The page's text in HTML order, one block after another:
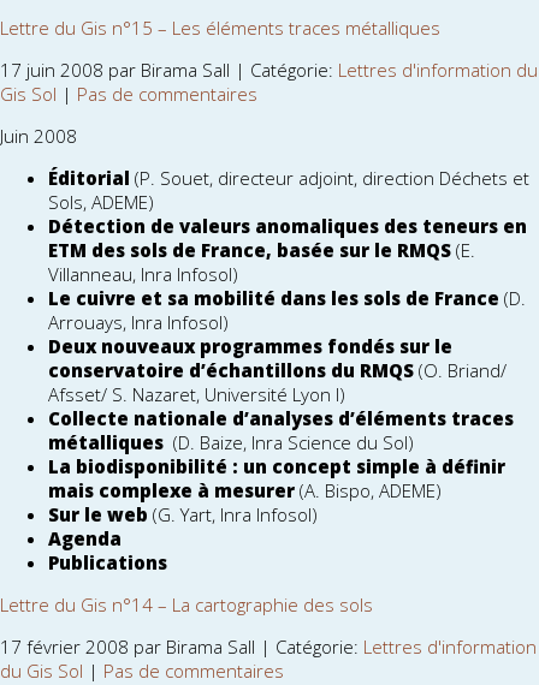
Lettre du Gis n°15 – Les éléments traces métalliques
17 juin 2008 par Birama Sall | Catégorie: Lettres d'information du
Gis Sol | Pas de commentaires
Juin 2008
Éditorial (P. Souet, directeur adjoint, direction Déchets et
Sols, ADEME)
Détection de valeurs anomaliques des teneurs en
ETM des sols de France, basée sur le RMQS (E.
Villanneau, Inra Infosol)
Le cuivre et sa mobilité dans les sols de France (D.
Arrouays, Inra Infosol)
Deux nouveaux programmes fondés sur le
conservatoire d’échantillons du RMQS (O. Briand/
Afsset/ S. Nazaret, Université Lyon I)
Collecte nationale d’analyses d’éléments traces
métalliques (D. Baize, Inra Science du Sol)
La biodisponibilité : un concept simple à définir
mais complexe à mesurer (A. Bispo, ADEME)
Sur le web (G. Yart, Inra Infosol)
Agenda
Publications
Lettre du Gis n°14 – La cartographie des sols
17 février 2008 par Birama Sall | Catégorie: Lettres d'information
du Gis Sol | Pas de commentaires